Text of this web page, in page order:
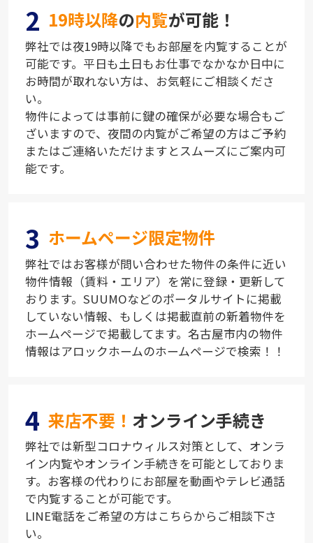
2 19時以降の内覧が可能！
弊社では夜19時以降でもお部屋を内覧することが
可能です。平日も土日もお仕事でなかなか日中に
お時間が取れない方は、お気軽にご相談くださ
い。
物件によっては事前に鍵の確保が必要な場合もご
ざいますので、夜間の内覧がご希望の方はご予約
またはご連絡いただけますとスムーズにご案内可
能です。
3 ホームページ限定物件
弊社ではお客様が問い合わせた物件の条件に近い
物件情報（賃料・エリア）を常に登録・更新して
おります。SUUMOなどのポータルサイトに掲載
していない情報、もしくは掲載直前の新着物件を
ホームページで掲載してます。名古屋市内の物件
情報はアロックホームのホームページで検索！！
4 来店不要！ オンライン手続き
弊社では新型コロナウィルス対策として、オンラ
イン内覧やオンライン手続きを可能としておりま
す。お客様の代わりにお部屋を動画やテレビ通話
で内覧することが可能です。
LINE電話をご希望の方はこちらからご相談下さ
い。